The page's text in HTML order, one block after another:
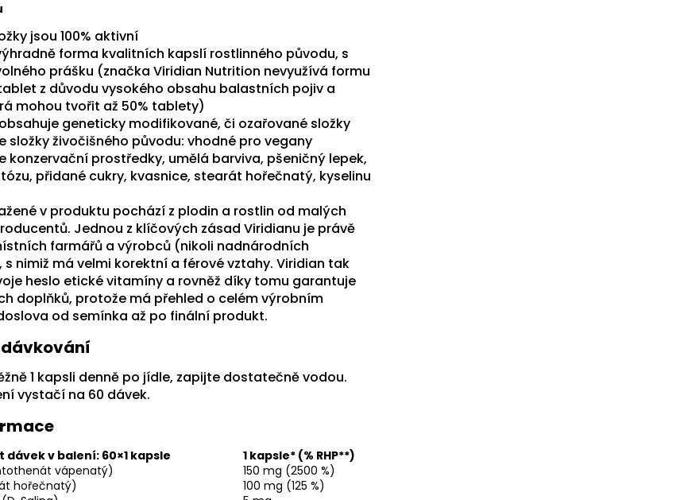
jsou 100% aktivní
forma kvalitních kapslí rostlinného původu, s
prášku (značka Viridian Nutrition nevyužívá formu
z důvodu vysokého obsahu balastních pojiv a
mohou tvořit až 50% tablety)
geneticky modifikované, či ozařované složky
složky živočišného původu: vhodné pro vegany
konzervační prostředky, umělá barviva, pšeničný lepek,
přidané cukry, kvasnice, stearát hořečnatý, kyselinu
v produktu pochází z plodin a rostlin od malých
Jednou z klíčových zásad Viridianu je právě
farmářů a výrobců (nikoli nadnárodních
nimiž má velmi korektní a férové vztahy. Viridian tak
heslo etické vitamíny a rovněž díky tomu garantuje
doplňků, protože má přehled o celém výrobním
od semínka až po finální produkt.
1 kapsli denně po jídle, zapijte dostatečně vodou.
vystačí na 60 dávek.
dávek v balení: 60×1 kapsle
1 kapsle* (% RHP**)
vápenatý)
150 mg (2500 %)
hořečnatý)
100 mg (125 %)